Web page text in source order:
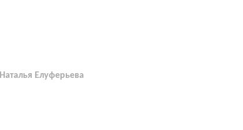
Наталья Елуферьева